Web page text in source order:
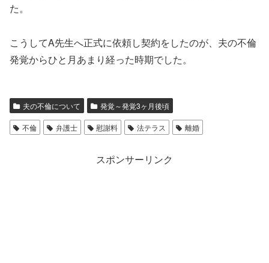
た。
こうしてA先生へ正式に依頼し契約をしたのが、夫の不倫
発覚からひと月あまり経った時期でした。
夫の不倫について 発覚～発覚3ヶ月後頃
不倫 弁護士 慰謝料 法テラス 離婚
スポンサーリンク